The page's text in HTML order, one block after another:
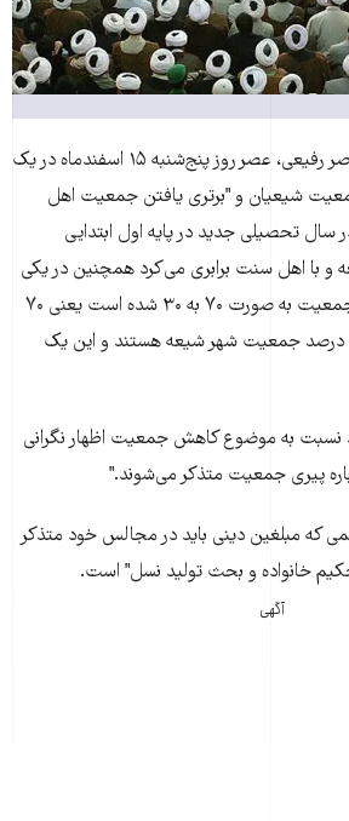
یه‌گزارش تارنمای جهان، ناصر رفيعی، عصر روز پنج‌شنبه ۱۵ اسفندماه در يک
شيعیان و "برتری يافتن جمعيت اهل
تحصيلی جديد در پايه اول ابتدايی
با اهل سنت برابری می‌کرد همچنين در يکی
از شهرهای آذربايجان اين جمعيت به صورت ۷۰ به ۳۰ شده است يعنی ۷۰
درصد اهل سنت و تنها ۳۰ درصد جمعيت شهر شيعه هستند و اين يک
نسبت به موضوع کاهش جمعيت اظهار نگرانی
پيری جمعيت متذکر می‌شوند."
که مبلغين دینی بايد در مجالس خود متذکر
خانواده و بحث توليد نسل" است.
آگهی